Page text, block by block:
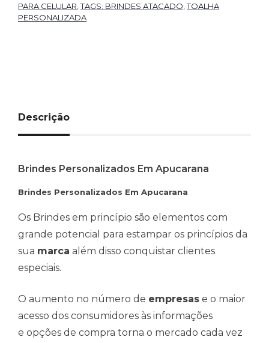
PARA CELULAR ,TAGS: BRINDES ATACADO ,TOALHA
PERSONALIZADA
Descrição
Brindes Personalizados Em Apucarana
Brindes Personalizados Em Apucarana
Os Brindes em princípio são elementos com
grande potencial para estampar os princípios da
sua marca além disso conquistar clientes
especiais.
O aumento no número de empresas e o maior
acesso dos consumidores às informações
e opções de compra torna o mercado cada vez